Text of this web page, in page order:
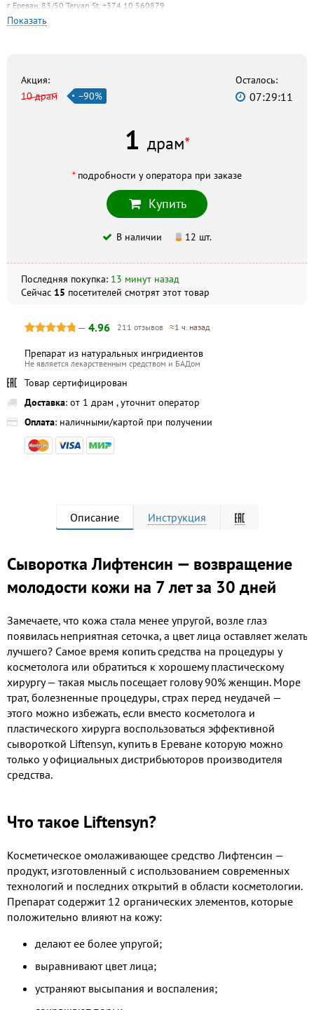
г. Ереван, 83/50 Teryan St, +374 10 560879
Гедеон Рихтер
г. Ереван, 26 Komitas Ave, +374 10 260254
Скидка по акции действует только при оформлении
заказа на сайте.
Не является публичной офертой. Комплектация и
внешний вид могут отличаться, в зависимости от партии.
Показать
Акция:
10 драм
−90%
Осталось:
07:29:11
1 драм*
*подробности у оператора при заказе
Купить
В наличии 12 шт.
Последняя покупка: 13 минут назад
Сейчас 15 посетителей смотрят этот товар
— 4.96 211 отзывов ≈1 ч. назад
Препарат из натуральных ингридиентов
Не является лекарственным средством и БАДом
Товар сертифицирован
Доставка: от 1 драм , уточнит оператор
Оплата: наличными/картой при получении
Описание Инструкция
Сыворотка Лифтенсин — возвращение
молодости кожи на 7 лет за 30 дней
Замечаете, что кожа стала менее упругой, возле глаз
появилась неприятная сеточка, а цвет лица оставляет желать
лучшего? Самое время копить средства на процедуры у
косметолога или обратиться к хорошему пластическому
хирургу — такая мысль посещает голову 90% женщин. Море
трат, болезненные процедуры, страх перед неудачей —
этого можно избежать, если вместо косметолога и
пластического хирурга воспользоваться эффективной
сывороткой Liftensyn, купить в Ереване которую можно
только у официальных дистрибьюторов производителя
средства.
Что такое Liftensyn?
Косметическое омолаживающее средство Лифтенсин —
продукт, изготовленный с использованием современных
технологий и последних открытий в области косметологии.
Препарат содержит 12 органических элементов, которые
положительно влияют на кожу:
делают ее более упругой;
выравнивают цвет лица;
устраняют высыпания и воспаления;